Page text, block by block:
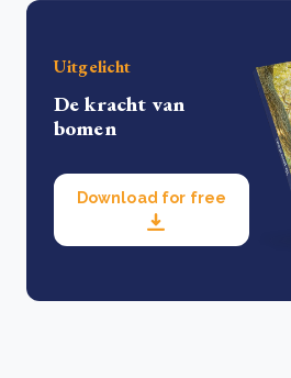
Uitgelicht
De kracht van
bomen
Download for free